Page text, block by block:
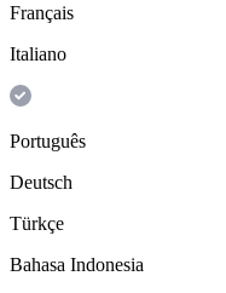
Français
Italiano
Português
Deutsch
Türkçe
Bahasa Indonesia